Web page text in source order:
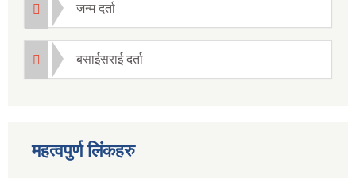
जन्म दर्ता
बसाईसराई दर्ता
महत्वपुर्ण लिंकहरु